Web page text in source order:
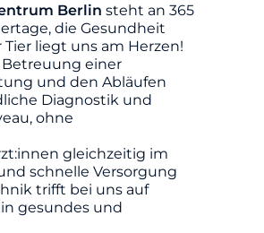
Berlin steht an 365
die Gesundheit
liegt uns am Herzen!
einer
und den Abläufen
Diagnostik und
ohne
gleichzeitig im
schnelle Versorgung
trifft bei uns auf
gesundes und